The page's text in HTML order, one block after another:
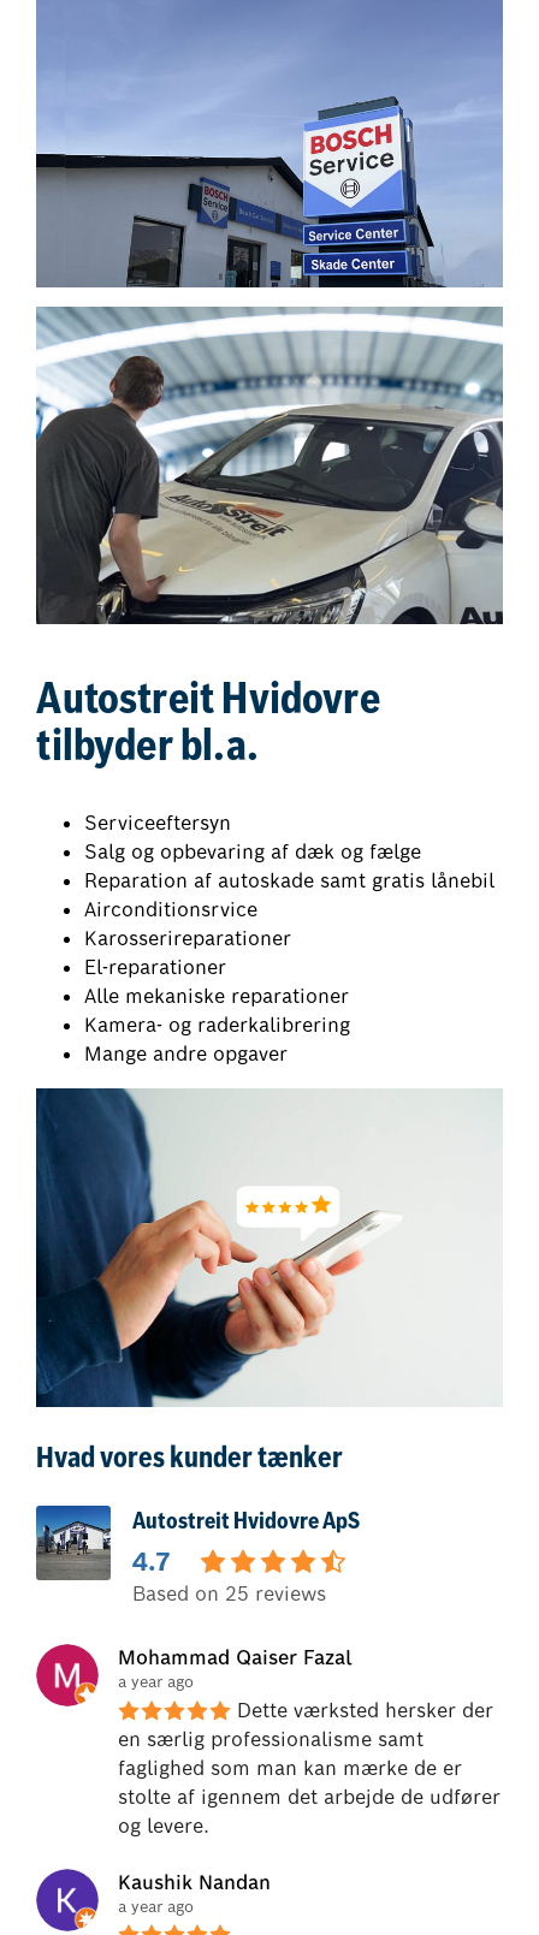
Autostreit Hvidovre
tilbyder bl.a.
Serviceeftersyn
Salg og opbevaring af dæk og fælge
Reparation af autoskade samt gratis lånebil
Airconditionsrvice
Karosserireparationer
El-reparationer
Alle mekaniske reparationer
Kamera- og raderkalibrering
Mange andre opgaver
Hvad vores kunder tænker
Autostreit Hvidovre ApS
4.7
Based on 25 reviews
Mohammad Qaiser Fazal
a year ago
Dette værksted hersker der
en særlig professionalisme samt
faglighed som man kan mærke de er
stolte af igennem det arbejde de udfører
og levere.
Kaushik Nandan
a year ago